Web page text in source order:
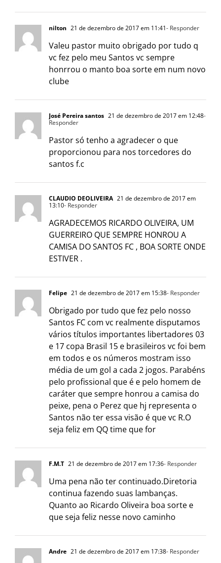
nilton 21 de dezembro de 2017 em 11:41- Responder
Valeu pastor muito obrigado por tudo q
vc fez pelo meu Santos vc sempre
honrrou o manto boa sorte em num novo
clube
José Pereira santos 21 de dezembro de 2017 em 12:48-
Responder
Pastor só tenho a agradecer o que
proporcionou para nos torcedores do
santos f.c
CLAUDIO DEOLIVEIRA 21 de dezembro de 2017 em
13:10- Responder
AGRADECEMOS RICARDO OLIVEIRA, UM
GUERREIRO QUE SEMPRE HONROU A
CAMISA DO SANTOS FC , BOA SORTE ONDE
ESTIVER .
Felipe 21 de dezembro de 2017 em 15:38- Responder
Obrigado por tudo que fez pelo nosso
Santos FC com vc realmente disputamos
vários títulos importantes libertadores 03
e 17 copa Brasil 15 e brasileiros vc foi bem
em todos e os números mostram isso
média de um gol a cada 2 jogos. Parabéns
pelo profissional que é e pelo homem de
caráter que sempre honrou a camisa do
peixe, pena o Perez que hj representa o
Santos não ter essa visão é que vc R.O
seja feliz em QQ time que for
F.M.T 21 de dezembro de 2017 em 17:36- Responder
Uma pena não ter continuado.Diretoria
continua fazendo suas lambanças.
Quanto ao Ricardo Oliveira boa sorte e
que seja feliz nesse novo caminho
Andre 21 de dezembro de 2017 em 17:38- Responder